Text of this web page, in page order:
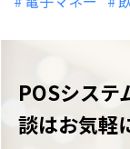
POSシステ
談はお気軽